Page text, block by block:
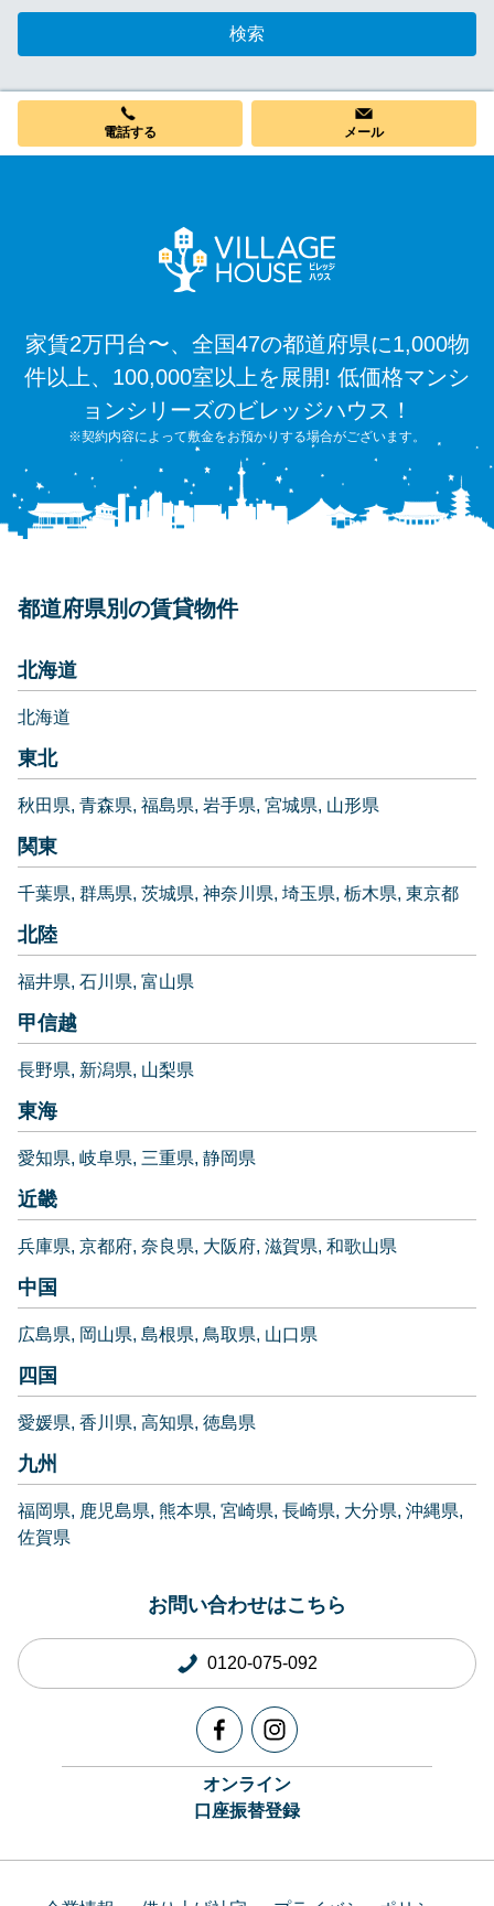
検索
電話する メール
家賃2万円台〜、全国47の都道府県に1,000物
件以上、100,000室以上を展開! 低価格マンシ
ョンシリーズのビレッジハウス！
※契約内容によって敷金をお預かりする場合がございます。
都道府県別の賃貸物件
北海道
北海道
東北
秋田県 青森県 福島県 岩手県 宮城県 山形県
関東
千葉県 群馬県 茨城県 神奈川県 埼玉県 栃木県 東京都
北陸
福井県 石川県 富山県
甲信越
長野県 新潟県 山梨県
東海
愛知県 岐阜県 三重県 静岡県
近畿
兵庫県 京都府 奈良県 大阪府 滋賀県 和歌山県
中国
広島県 岡山県 島根県 鳥取県 山口県
四国
愛媛県 香川県 高知県 徳島県
九州
福岡県 鹿児島県 熊本県 宮崎県 長崎県 大分県 沖縄県
佐賀県
お問い合わせはこちら
0120-075-092
オンライン
口座振替登録